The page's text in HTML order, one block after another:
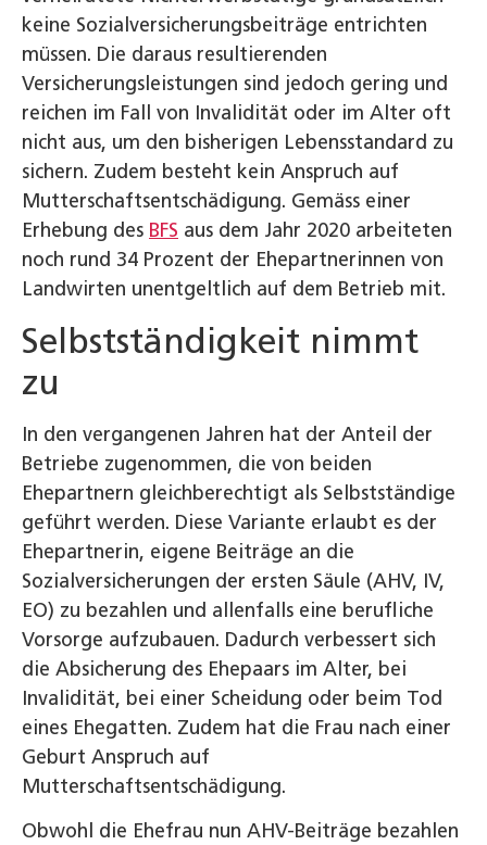
keine Sozialversicherungsbeiträge entrichten
müssen. Die daraus resultierenden
Versicherungsleistungen sind jedoch gering und
reichen im Fall von Invalidität oder im Alter oft
nicht aus, um den bisherigen Lebensstandard zu
sichern. Zudem besteht kein Anspruch auf
Mutterschaftsentschädigung. Gemäss einer
Erhebung des BFS aus dem Jahr 2020 arbeiteten
noch rund 34 Prozent der Ehepartnerinnen von
Landwirten unentgeltlich auf dem Betrieb mit.
Selbstständigkeit nimmt
zu
In den vergangenen Jahren hat der Anteil der
Betriebe zugenommen, die von beiden
Ehepartnern gleichberechtigt als Selbstständige
geführt werden. Diese Variante erlaubt es der
Ehepartnerin, eigene Beiträge an die
Sozialversicherungen der ersten Säule (AHV, IV,
EO) zu bezahlen und allenfalls eine berufliche
Vorsorge aufzubauen. Dadurch verbessert sich
die Absicherung des Ehepaars im Alter, bei
Invalidität, bei einer Scheidung oder beim Tod
eines Ehegatten. Zudem hat die Frau nach einer
Geburt Anspruch auf
Mutterschaftsentschädigung.
Obwohl die Ehefrau nun AHV-Beiträge bezahlen